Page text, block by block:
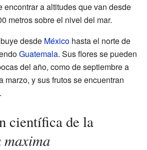
encontrar a altitudes que van desde
metros sobre el nivel del mar.
desde México hasta el norte de
Guatemala. Sus flores se pueden
del año, como de septiembre a
marzo, y sus frutos se encuentran
científica de la